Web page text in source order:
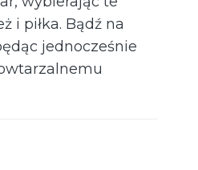
i piłka. Bądź na
jednocześnie